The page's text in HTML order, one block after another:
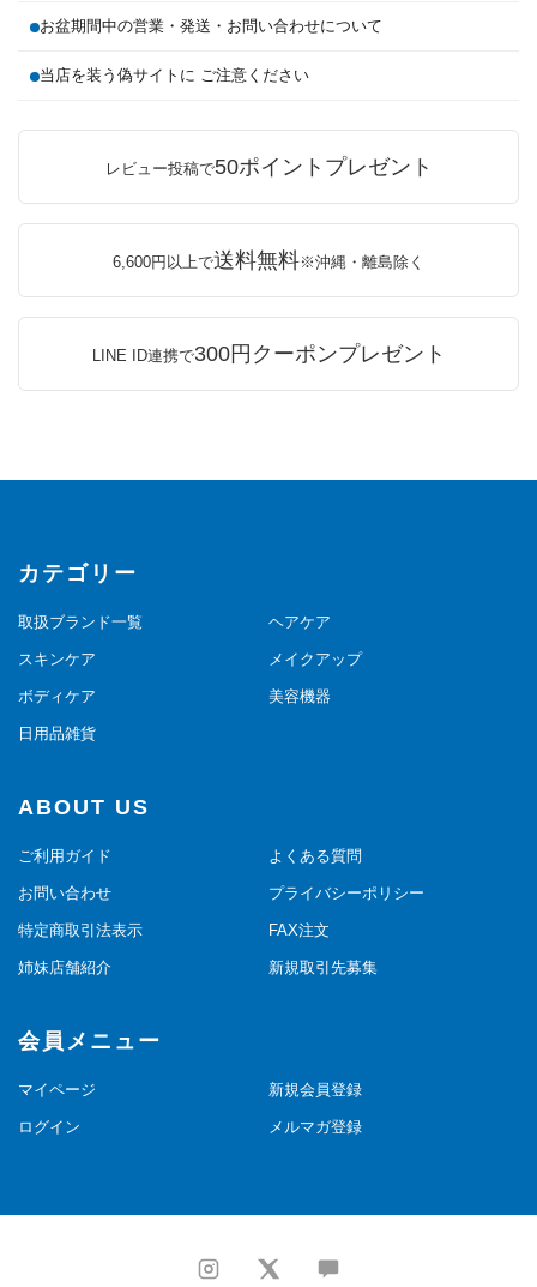
お盆期間中の営業・発送・お問い合わせについて
当店を装う偽サイトに ご注意ください
レビュー投稿で50ポイントプレゼント
6,600円以上で送料無料※沖縄・離島除く
LINE ID連携で300円クーポンプレゼント
カテゴリー
取扱ブランド一覧 ヘアケア
スキンケア メイクアップ
ボディケア 美容機器
日用品雑貨
ABOUT US
ご利用ガイド よくある質問
お問い合わせ プライバシーポリシー
特定商取引法表示 FAX注文
姉妹店舗紹介 新規取引先募集
会員メニュー
マイページ 新規会員登録
ログイン メルマガ登録